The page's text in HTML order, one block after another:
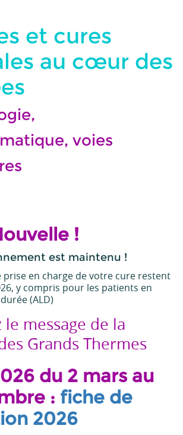
et cures
au cœur des
voies
!
est maintenu !
prise en charge de votre cure restent
y compris pour les patients en
(ALD)
le message de la
Grands Thermes
du 2 mars au
: fiche de
2026